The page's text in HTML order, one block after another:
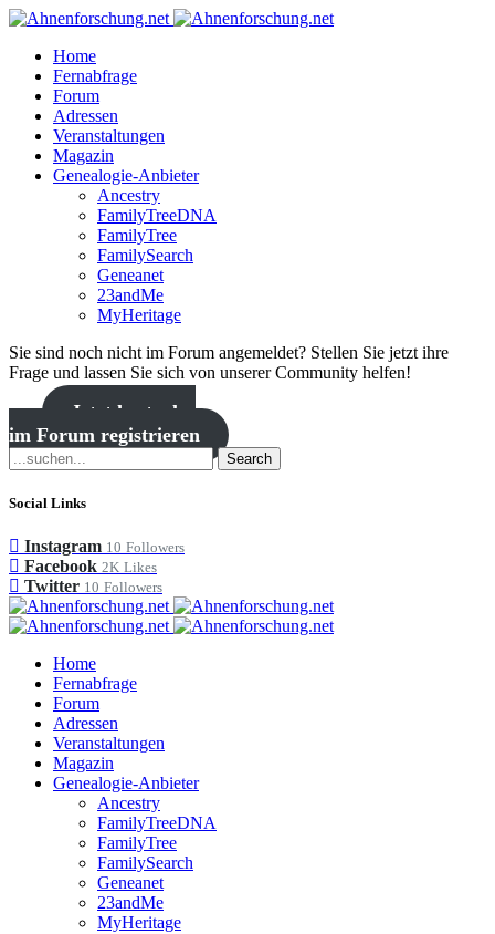
Home
Fernabfrage
Forum
Adressen
Veranstaltungen
Magazin
Genealogie-Anbieter
Ancestry
FamilyTreeDNA
FamilyTree
FamilySearch
Geneanet
23andMe
MyHeritage
Sie sind noch nicht im Forum angemeldet? Stellen Sie jetzt ihre
Frage und lassen Sie sich von unserer Community helfen!
Jetzt kostenlos
im Forum registrieren
Search
Social Links
Instagram 10 Followers
Facebook 2K Likes
Twitter 10 Followers
Home
Fernabfrage
Forum
Adressen
Veranstaltungen
Magazin
Genealogie-Anbieter
Ancestry
FamilyTreeDNA
FamilyTree
FamilySearch
Geneanet
23andMe
MyHeritage